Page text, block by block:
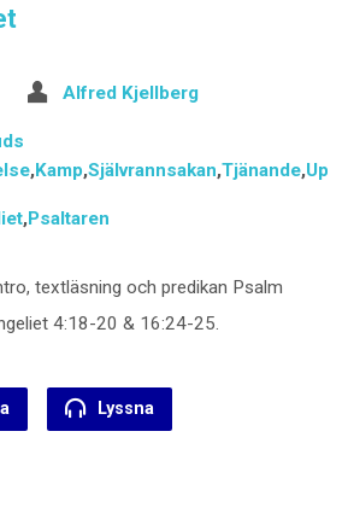
Alfred Kjellberg
,Kamp,Självrannsakan,Tjänande,
,Psaltaren
textläsning och predikan Psalm
4:18-20 & 16:24-25.
Lyssna